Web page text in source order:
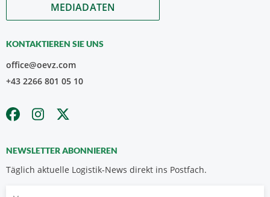
MEDIADATEN
KONTAKTIEREN SIE UNS
office@oevz.com
+43 2266 801 05 10
NEWSLETTER ABONNIEREN
Täglich aktuelle Logistik-News direkt ins Postfach.